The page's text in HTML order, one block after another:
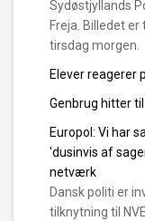
Sydøstjyllands
Freja. Billedet
tirsdag morgen.
Elever reagerer
Genbrug hitter
Europol: Vi har
'dusinvis af
netværk
Dansk politi er
tilknytning til